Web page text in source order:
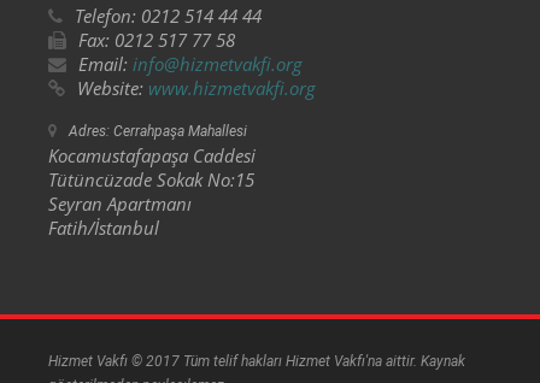
Telefon: 0212 514 44 44
Fax: 0212 517 77 58
Email: info@hizmetvakfi.org
Website: www.hizmetvakfi.org
Adres: Cerrahpaşa Mahallesi
Kocamustafapaşa Caddesi
Tütüncüzade Sokak No:15
Seyran Apartmanı
Fatih/İstanbul
Hizmet Vakfı © 2017 Tüm telif hakları Hizmet Vakfı'na aittir. Kaynak